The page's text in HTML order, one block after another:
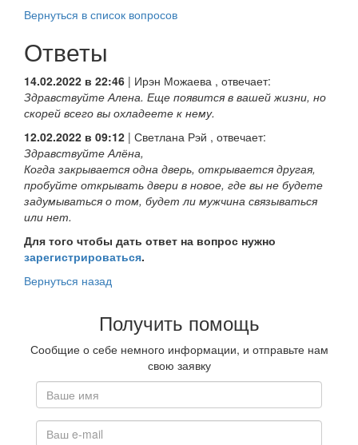
Вернуться в список вопросов
Ответы
14.02.2022 в 22:46 | Ирэн Можаева , отвечает:
Здравствуйте Алена. Еще появится в вашей жизни, но
скорей всего вы охладеете к нему.
12.02.2022 в 09:12 | Светлана Рэй , отвечает:
Здравствуйте Алёна,
Когда закрывается одна дверь, открывается другая,
пробуйте открывать двери в новое, где вы не будете
задумываться о том, будет ли мужчина связываться
или нет.
Для того чтобы дать ответ на вопрос нужно
зарегистрироваться.
Вернуться назад
Получить помощь
Сообщие о себе немного информации, и отправьте нам
свою заявку